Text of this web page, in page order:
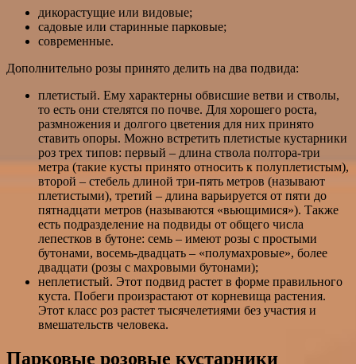
дикорастущие или видовые;
садовые или старинные парковые;
современные.
Дополнительно розы принято делить на два подвида:
плетистый. Ему характерны обвисшие ветви и стволы,
то есть они стелятся по почве. Для хорошего роста,
размножения и долгого цветения для них принято
ставить опоры. Можно встретить плетистые кустарники
роз трех типов: первый – длина ствола полтора-три
метра (такие кусты принято относить к полуплетистым),
второй – стебель длиной три-пять метров (называют
плетистыми), третий – длина варьируется от пяти до
пятнадцати метров (называются «вьющимися»). Также
есть подразделение на подвиды от общего числа
лепестков в бутоне: семь – имеют розы с простыми
бутонами, восемь-двадцать – «полумахровые», более
двадцати (розы с махровыми бутонами);
неплетистый. Этот подвид растет в форме правильного
куста. Побеги произрастают от корневища растения.
Этот класс роз растет тысячелетиями без участия и
вмешательств человека.
Парковые розовые кустарники